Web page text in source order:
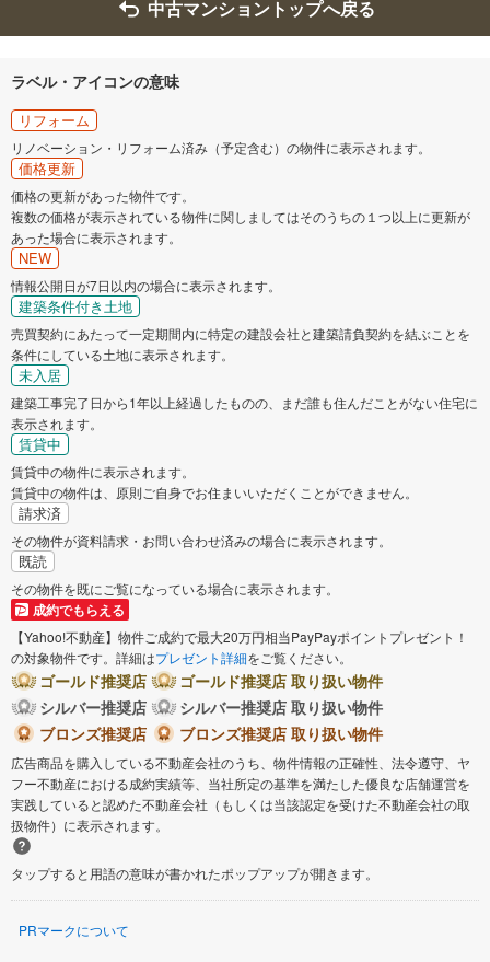
中古マンショントップへ戻る
ラベル・アイコンの意味
リフォーム
リノベーション・リフォーム済み（予定含む）の物件に表示されます。
価格更新
価格の更新があった物件です。
複数の価格が表示されている物件に関しましてはそのうちの１つ以上に更新が
あった場合に表示されます。
NEW
情報公開日が7日以内の場合に表示されます。
建築条件付き土地
売買契約にあたって一定期間内に特定の建設会社と建築請負契約を結ぶことを
条件にしている土地に表示されます。
未入居
建築工事完了日から1年以上経過したものの、まだ誰も住んだことがない住宅に
表示されます。
賃貸中
賃貸中の物件に表示されます。
賃貸中の物件は、原則ご自身でお住まいいただくことができません。
請求済
その物件が資料請求・お問い合わせ済みの場合に表示されます。
既読
その物件を既にご覧になっている場合に表示されます。
成約でもらえる
【Yahoo!不動産】物件ご成約で最大20万円相当PayPayポイントプレゼント！
の対象物件です。詳細はプレゼント詳細をご覧ください。
ゴールド推奨店
ゴールド推奨店 取り扱い物件
シルバー推奨店
シルバー推奨店 取り扱い物件
ブロンズ推奨店
ブロンズ推奨店 取り扱い物件
広告商品を購入している不動産会社のうち、物件情報の正確性、法令遵守、ヤ
フー不動産における成約実績等、当社所定の基準を満たした優良な店舗運営を
実践していると認めた不動産会社（もしくは当該認定を受けた不動産会社の取
扱物件）に表示されます。
タップすると用語の意味が書かれたポップアップが開きます。
PRマークについて